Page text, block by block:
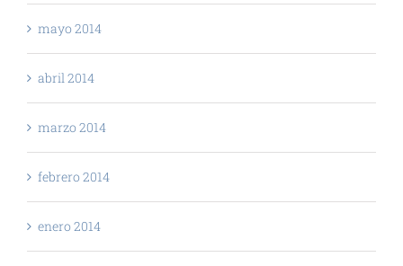
mayo 2014
abril 2014
marzo 2014
febrero 2014
enero 2014